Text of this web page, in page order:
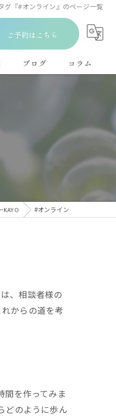
グ『#オンライン』のページ一覧
ご予約はこちら
ブログ コラム
#オンライン
、相談者様の
からの道を考
を作ってみま
どのように歩ん